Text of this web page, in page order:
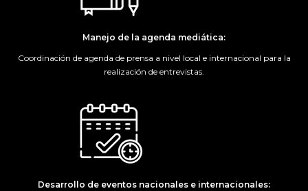
Manejo de la agenda mediática:
Coordinación de agenda de prensa a nivel local e internacional para la
realización de entrevistas.
Desarrollo de eventos nacionales e internacionales: